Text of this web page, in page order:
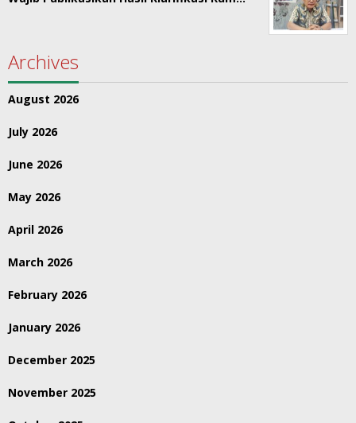
Archives
August 2026
July 2026
June 2026
May 2026
April 2026
March 2026
February 2026
January 2026
December 2025
November 2025